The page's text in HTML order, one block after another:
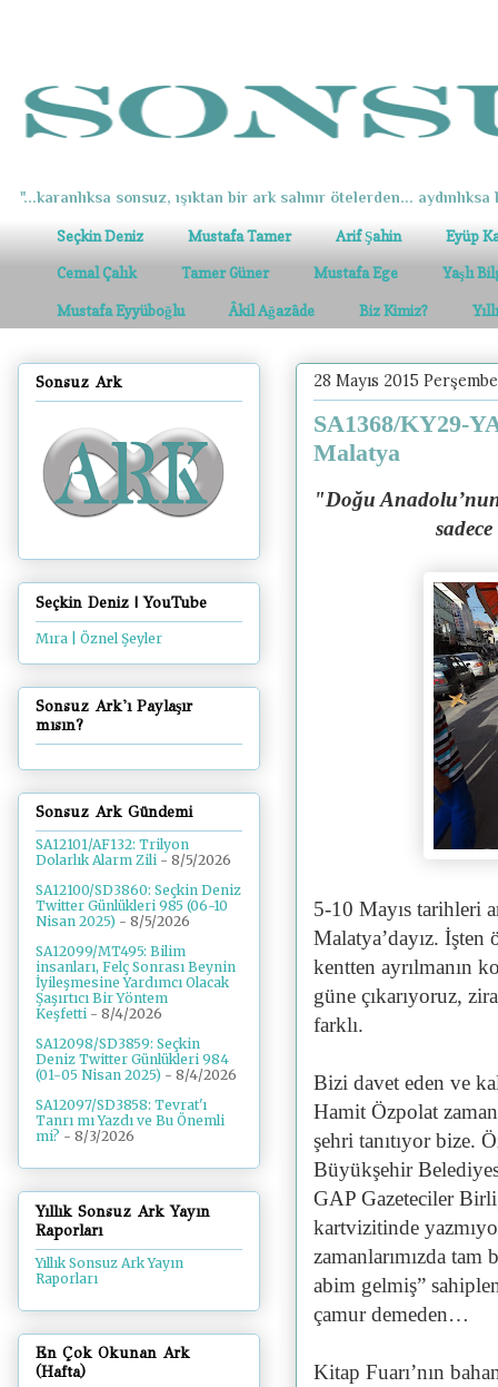
"...karanlıksa sonsuz, ışıktan bir ark salınır ötelerden... aydınlıksa
Seçkin Deniz Mustafa Tamer Arif Şahin Eyüp
Cemal Çalık Tamer Güner Mustafa Ege Yaşlı
Mustafa Eyyüboğlu Âkil Ağazâde Biz Kimiz?
28 Mayıs 2015 Perşembe
SA1368/KY29-
Malatya
"Doğu Anadolu’nun
5-10 Mayıs tarihleri
Malatya’dayız. İşten
kentten ayrılmanın
güne çıkarıyoruz,
farklı.
Bizi davet eden ve
Hamit Özpolat
şehri tanıtıyor bize.
Büyükşehir
GAP Gazeteciler
kartvizitinde
zamanlarımızda
abim gelmiş”
çamur demeden…
Kitap Fuarı’nın
Sonsuz Ark
Seçkin Deniz | YouTube
Mıra | Öznel Şeyler
Sonsuz Ark'ı Paylaşır
mısın?
Sonsuz Ark Gündemi
SA12101/AF132: Trilyon
Dolarlık Alarm Zili - 8/5/2026
SA12100/SD3860: Seçkin Deniz
Twitter Günlükleri 985 (06-10
Nisan 2025) - 8/5/2026
SA12099/MT495: Bilim
insanları, Felç Sonrası Beynin
İyileşmesine Yardımcı Olacak
Şaşırtıcı Bir Yöntem
Keşfetti - 8/4/2026
SA12098/SD3859: Seçkin
Deniz Twitter Günlükleri 984
(01-05 Nisan 2025) - 8/4/2026
SA12097/SD3858: Tevrat'ı
Tanrı mı Yazdı ve Bu Önemli
mi? - 8/3/2026
Yıllık Sonsuz Ark Yayın
Raporları
Yıllık Sonsuz Ark Yayın
Raporları
En Çok Okunan Ark
(Hafta)